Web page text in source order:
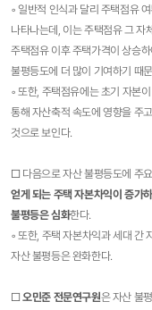
◦ 일반적 인식과 달리 주택점유
나타나는데, 이는 주택점유 그 자
주택점유 이후 주택가격이 상승
불평등도에 더 많이 기여하기 때
◦ 또한, 주택점유에는 초기 자본
통해 자산축적 속도에 영향을 주
것으로 보인다.​
□ 다음으로 자산 불평등도에 주
얻게 되는 주택 자본차익이 증가
불평등은 심화한다.
◦ 또한, 주택 자본차익과 세대 간
자산 불평등은 완화한다.​
□오민준 전문연구원은 자산 불